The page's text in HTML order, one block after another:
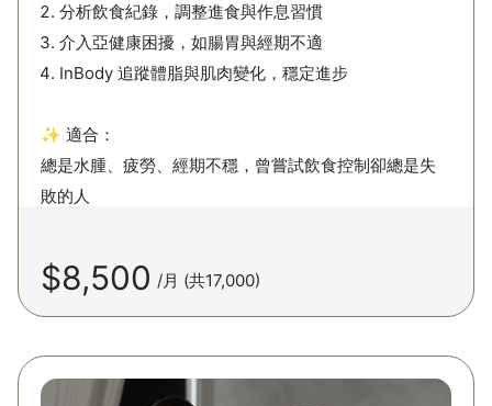
分析飲食紀錄，調整進食與作息習慣
介入亞健康困擾，如腸胃與經期不適
InBody 追蹤體脂與肌肉變化，穩定進步
✨ 適合：
總是水腫、疲勞、經期不穩，曾嘗試飲食控制卻總是失
敗的人
$8,500 /月 (共17,000)